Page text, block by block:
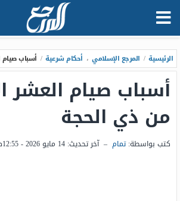
الرئيسية / المرجع الإسلامي ، أحكام شرعية / أسباب صيام
أسباب صيام العشر
من ذي الحجة
كتب بواسطة:تمام – آخر تحديث: 14 مايو 2026 - 12:55ص